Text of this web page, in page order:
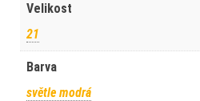
Velikost
21
Barva
světle modrá